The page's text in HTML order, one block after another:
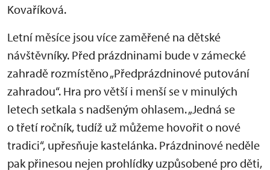
Kovaříková.
Letní měsíce jsou více zaměřené na dětské
návštěvníky. Před prázdninami bude v zámecké
zahradě rozmístěno „Předprázdninové putování
zahradou“. Hra pro větší i menší se v minulých
letech setkala s nadšeným ohlasem. „Jedná se
o třetí ročník, tudíž už můžeme hovořit o nové
tradici“, upřesňuje kastelánka. Prázdninové neděle
pak přinesou nejen prohlídky uzpůsobené pro děti,